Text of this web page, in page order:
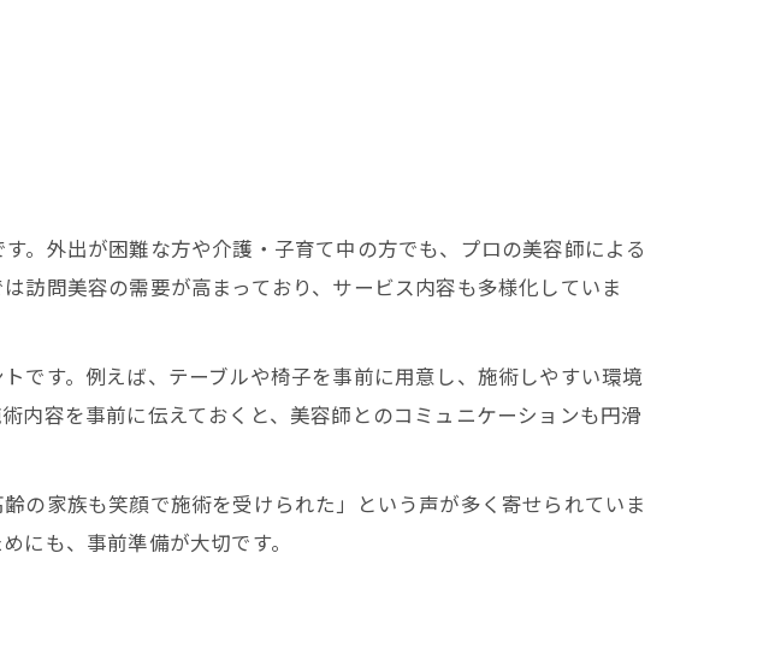
用する秘訣
た節約術
る利用法
たい安全対策
を確認しよう
イントを解説
美容の特徴
。外出が困難な方や介護・子育て中の方でも、プロの美容師による
訪問美容の需要が高まっており、サービス内容も多様化していま
です。例えば、テーブルや椅子を事前に用意し、施術しやすい環境
内容を事前に伝えておくと、美容師とのコミュニケーションも円滑
の家族も笑顔で施術を受けられた」という声が多く寄せられていま
にも、事前準備が大切です。